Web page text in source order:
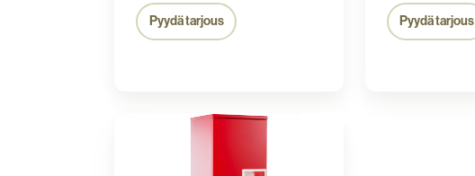
Pyydä tarjous Pyydä tarjous